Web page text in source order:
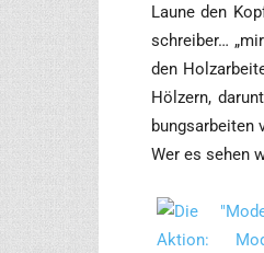
Lau­ne den
schrei­ber…
den
Höl­zern,
bungs­ar­bei­ten
Wer es sehen